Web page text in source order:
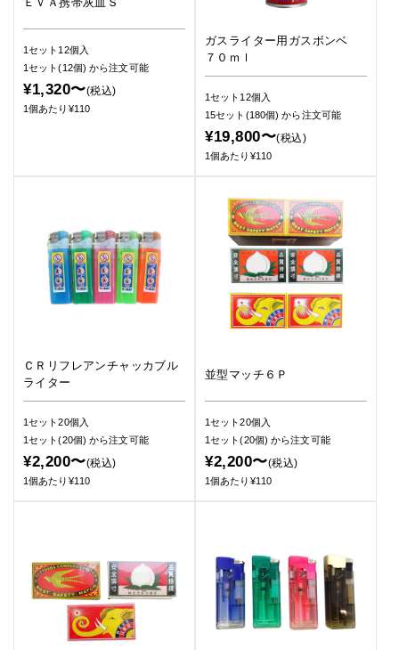
1セット12個入
1セット(12個)から注文可能
¥1,320〜(税込)
1個あたり¥110
ガスライター用ガスボンベ
７０ｍｌ
1セット12個入
15セット(180個)から注文可能
¥19,800〜(税込)
1個あたり¥110
ＣＲリフレアンチャッカブル
ライター
1セット20個入
1セット(20個)から注文可能
¥2,200〜(税込)
1個あたり¥110
並型マッチ６Ｐ
1セット20個入
1セット(20個)から注文可能
¥2,200〜(税込)
1個あたり¥110